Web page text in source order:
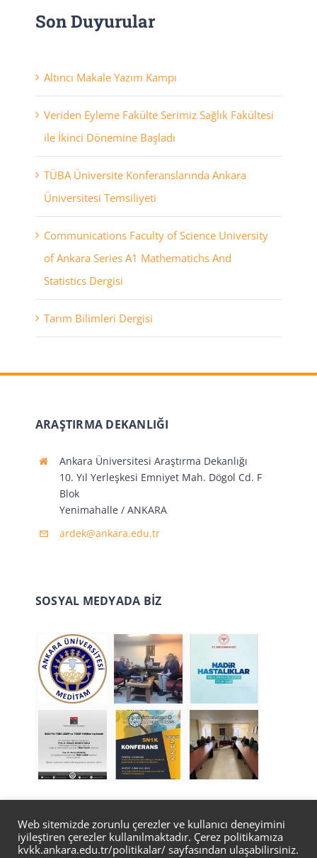
Son Duyurular
Altıncı Makale Yazım Kampı
Veriden Eyleme Fakülte Serimiz Sağlık Fakültesi
ile İkinci Dönemine Başladı
TÜBA Üniversite Konferanslarında Ankara
Üniversitesi Temsiliyeti
Communications Faculty of Science University
of Ankara Series A1 Mathematichs And
Statistics Dergisi
Tarım Bilimleri Dergisi
ARAŞTIRMA DEKANLIĞI
Ankara Üniversitesi Araştırma Dekanlığı
10. Yıl Yerleşkesi Emniyet Mah. Dögol Cd. F
Blok
Yenimahalle / ANKARA
ardek@ankara.edu.tr
SOSYAL MEDYADA BİZ
© Copyright 2022 | TasarımBilgi İşlem Daire
Web sitemizde zorunlu çerezler ve kullanıcı deneyimini
iyileştiren çerezler kullanılmaktadır. Çerez politikamıza
kvkk.ankara.edu.tr/politikalar/ sayfasından ulaşabilirsiniz.